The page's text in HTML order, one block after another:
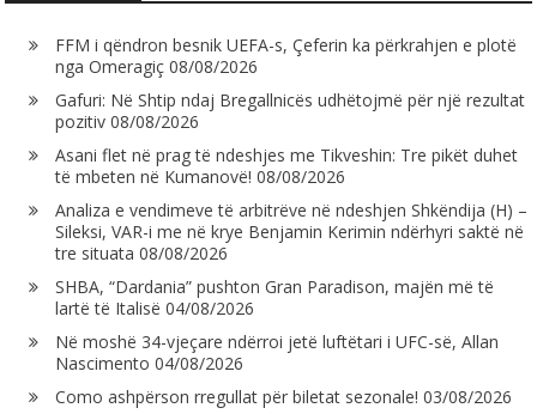
FFM i qëndron besnik UEFA-s, Çeferin ka përkrahjen e plotë
nga Omeragiç 08/08/2026
Gafuri: Në Shtip ndaj Bregallnicës udhëtojmë për një rezultat
pozitiv 08/08/2026
Asani flet në prag të ndeshjes me Tikveshin: Tre pikët duhet
të mbeten në Kumanovë! 08/08/2026
Analiza e vendimeve të arbitrëve në ndeshjen Shkëndija (H) –
Sileksi, VAR-i me në krye Benjamin Kerimin ndërhyri saktë në
tre situata 08/08/2026
SHBA, “Dardania” pushton Gran Paradison, majën më të
lartë të Italisë 04/08/2026
Në moshë 34-vjeçare ndërroi jetë luftëtari i UFC-së, Allan
Nascimento 04/08/2026
Como ashpërson rregullat për biletat sezonale! 03/08/2026